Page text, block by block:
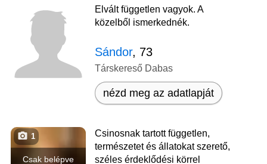
Elvált független vagyok. A
közelből ismerkednék.
Sándor, 73
Társkereső Dabas
nézd meg az adatlapját
Csak belépve
1
Csinosnak tartott független,
természetet és állatokat szerető,
széles érdeklődési körrel